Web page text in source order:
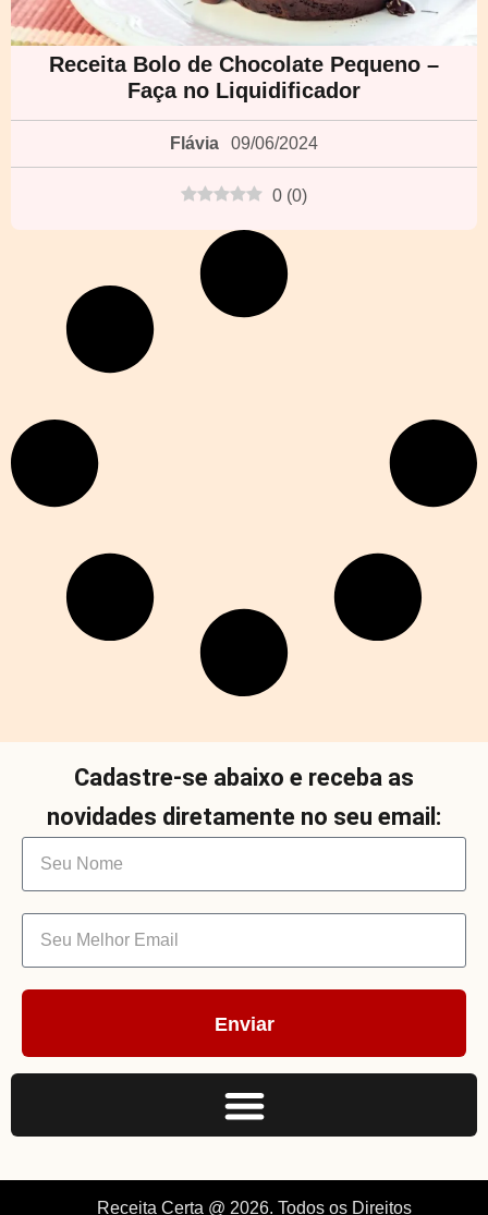
Receita Bolo de Chocolate Pequeno –
Faça no Liquidificador
Flávia 09/06/2024
0 (0)
Cadastre-se abaixo e receba as
novidades diretamente no seu email:
Enviar
Receita Certa @ 2026. Todos os Direitos